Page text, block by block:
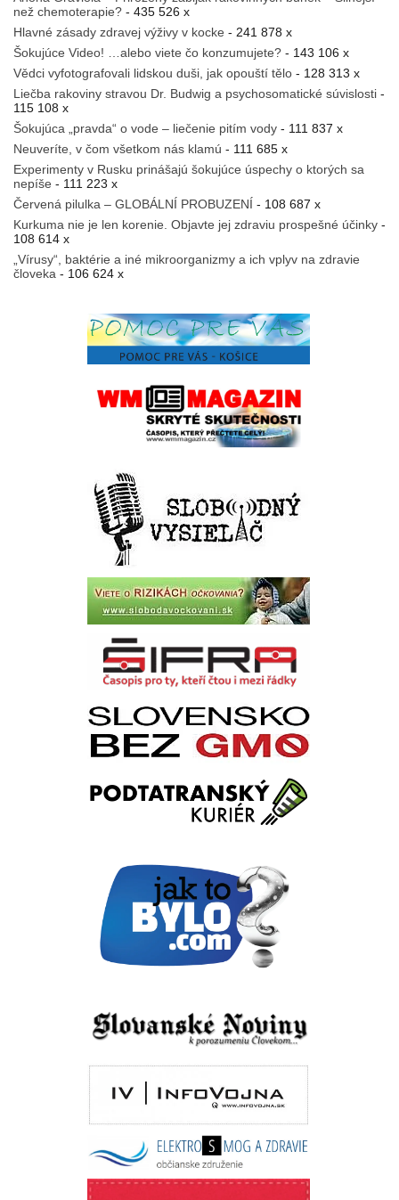
než chemoterapie? - 435 526 x
Hlavné zásady zdravej výživy v kocke - 241 878 x
Šokujúce Video! …alebo viete čo konzumujete? - 143 106 x
Vědci vyfotografovali lidskou duši, jak opouští tělo - 128 313 x
Liečba rakoviny stravou Dr. Budwig a psychosomatické súvislosti -
115 108 x
Šokujúca „pravda“ o vode – liečenie pitím vody - 111 837 x
Neuveríte, v čom všetkom nás klamú - 111 685 x
Experimenty v Rusku prinášajú šokujúce úspechy o ktorých sa
nepíše - 111 223 x
Červená pilulka – GLOBÁLNÍ PROBUZENÍ - 108 687 x
Kurkuma nie je len korenie. Objavte jej zdraviu prospešné účinky -
108 614 x
„Vírusy“, baktérie a iné mikroorganizmy a ich vplyv na zdravie
človeka - 106 624 x